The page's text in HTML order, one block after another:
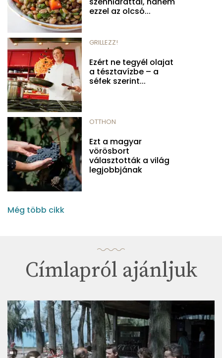
ezzel az olcsó...
GRILLEZZ!
Ezért ne tegyél olajat
a tésztavízbe – a
séfek szerint...
OTTHON
Ezt a magyar
vörösbort
választották a világ
legjobbjának
Még több cikk
Címlapról ajánljuk